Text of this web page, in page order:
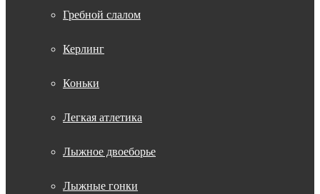
Гребной слалом
Керлинг
Коньки
Легкая атлетика
Лыжное двоеборье
Лыжные гонки